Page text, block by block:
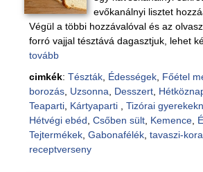
evőkanálnyi lisztet
Végül a többi hozzávalóval és az
forró vajjal tésztává dagasztjuk, lehet
tovább
cimkék: Tészták, Édességek, Főétel
borozás, Uzsonna Desszert,
Teaparti, Kártyaparti Tizórai
Hétvégi ebéd Csőben sült, Kemence,
Tejtermékek, Gabonafélék, tavaszi-
receptverseny